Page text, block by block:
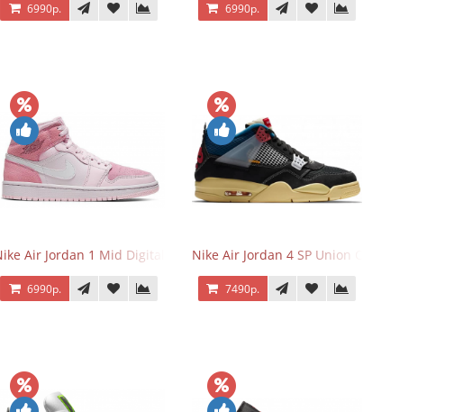
6990р. 6990р.
2.0Air Jordan 1 Mid Digital Pink
6990р.
Nike Air Jordan 4 SP Union Off Noir
7490р.